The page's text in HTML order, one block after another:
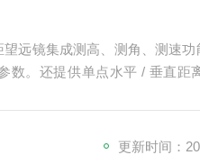
远镜集成测高、测角、测速功
数。还提供单点水平 / 垂直距
更新时间：